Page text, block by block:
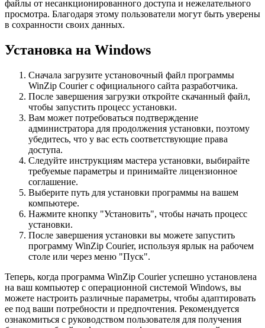
файлы от несанкционированного доступа и нежелательного
просмотра. Благодаря этому пользователи могут быть уверены
в сохранности своих данных.
Установка на Windows
Сначала загрузите установочный файл программы
WinZip Courier с официального сайта разработчика.
После завершения загрузки откройте скачанный файл,
чтобы запустить процесс установки.
Вам может потребоваться подтверждение
администратора для продолжения установки, поэтому
убедитесь, что у вас есть соответствующие права
доступа.
Следуйте инструкциям мастера установки, выбирайте
требуемые параметры и принимайте лицензионное
соглашение.
Выберите путь для установки программы на вашем
компьютере.
Нажмите кнопку "Установить", чтобы начать процесс
установки.
После завершения установки вы можете запустить
программу WinZip Courier, используя ярлык на рабочем
столе или через меню "Пуск".
Теперь, когда программа WinZip Courier успешно установлена
на ваш компьютер с операционной системой Windows, вы
можете настроить различные параметры, чтобы адаптировать
ее под ваши потребности и предпочтения. Рекомендуется
ознакомиться с руководством пользователя для получения